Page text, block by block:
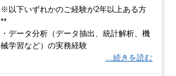
※以下いずれかのご経験が2年以上ある方
**
・データ分析（データ抽出、統計解析、機
械学習など）の実務経験
…続きを読む